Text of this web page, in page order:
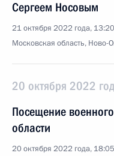
Сергеем Носовым
21 октября 2022 года, 13:20
Московская область, Ново-
20 октября 2022
Посещение
области
20 октября 2022 года, 18:05